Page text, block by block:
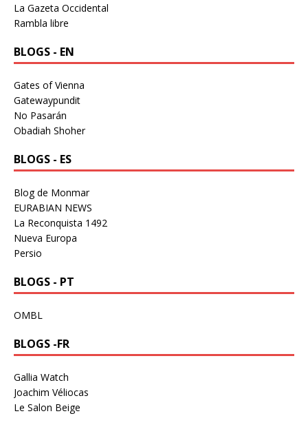
La Gazeta Occidental
Rambla libre
BLOGS - EN
Gates of Vienna
Gatewaypundit
No Pasarán
Obadiah Shoher
BLOGS - ES
Blog de Monmar
EURABIAN NEWS
La Reconquista 1492
Nueva Europa
Persio
BLOGS - PT
OMBL
BLOGS -FR
Gallia Watch
Joachim Véliocas
Le Salon Beige